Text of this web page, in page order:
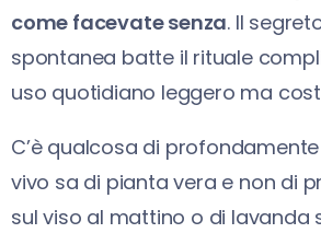
come facevate senza. Il
spontanea batte il rituale
uso quotidiano leggero ma
C’è qualcosa di
vivo sa di pianta vera e non di
sul viso al mattino o di